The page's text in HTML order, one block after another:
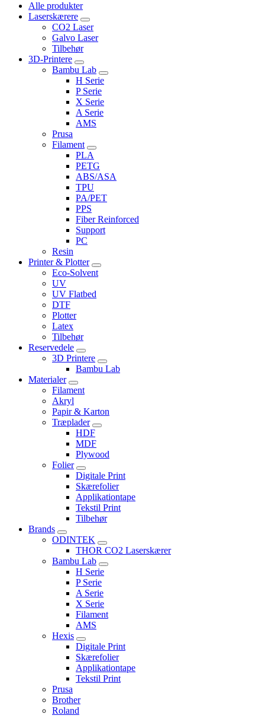
Alle produkter
Laserskærere
CO2 Laser
Galvo Laser
Tilbehør
3D-Printere
Bambu Lab
H Serie
P Serie
X Serie
A Serie
AMS
Prusa
Filament
PLA
PETG
ABS/ASA
TPU
PA/PET
PPS
Fiber Reinforced
Support
PC
Resin
Printer & Plotter
Eco-Solvent
UV
UV Flatbed
DTF
Plotter
Latex
Tilbehør
Reservedele
3D Printere
Bambu Lab
Materialer
Filament
Akryl
Papir & Karton
Træplader
HDF
MDF
Plywood
Folier
Digitale Print
Skærefolier
Applikationtape
Tekstil Print
Tilbehør
Brands
ODINTEK
THOR CO2 Laserskærer
Bambu Lab
H Serie
P Serie
A Serie
X Serie
Filament
AMS
Hexis
Digitale Print
Skærefolier
Applikationtape
Tekstil Print
Prusa
Brother
Roland